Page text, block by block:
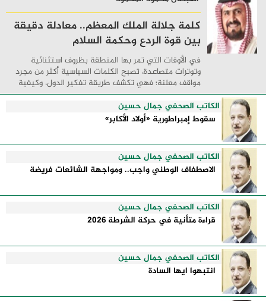
كلمة جلالة الملك المعظم.. معادلة دقيقة
بين قوة الردع وحكمة السلام
في الأوقات التي تمر بها المنطقة بظروف استثنائية
وتوترات متصاعدة، تصبح الكلمات السياسية أكثر من مجرد
مواقف معلنة؛ فهي تكشف طريقة تفكير الدول، وكيفية
إدارتها للأزمات، والحدود التي تفصل بين القوة ...
الكاتب الصحفي جمال حسين
سقوط إمبراطورية «أولاد الأكابر»
الكاتب الصحفي جمال حسين
الاصطفاف الوطني واجب.. ومواجهة الشائعات فريضة
الكاتب الصحفي جمال حسين
قراءة متأنية في حركة الشرطة 2026
الكاتب الصحفي جمال حسين
انتبهوا ايها السادة